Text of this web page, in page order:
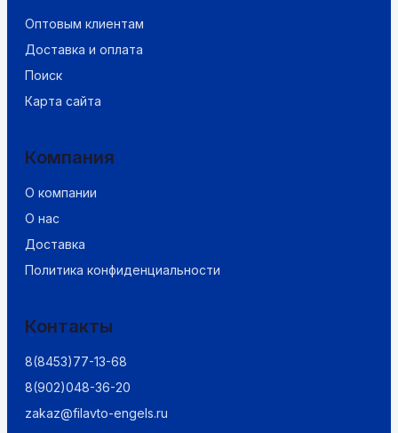
Оптовым клиентам
Доставка и оплата
Поиск
Карта сайта
Компания
О компании
О нас
Доставка
Политика конфиденциальности
Контакты
8(8453)77-13-68
8(902)048-36-20
zakaz@filavto-engels.ru